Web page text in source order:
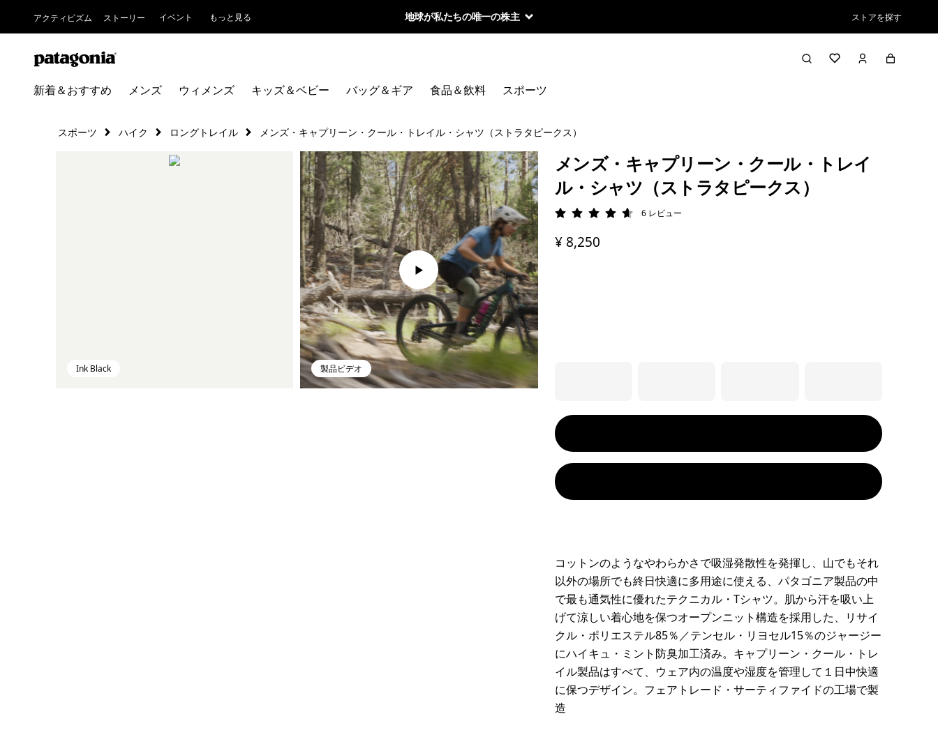
アクティビズム ストーリー イベント もっと見る 地球が私たちの唯一の株主 ストアを探す
新着＆おすすめ メンズ ウィメンズ キッズ＆ベビー バッグ＆ギア 食品＆飲料 スポーツ
スポーツ ハイク ロングトレイル メンズ・キャプリーン・クール・トレイル・シャツ（ストラタピークス）
Ink Black 製品ビデオ
メンズ・キャプリーン・クール・トレイ
ル・シャツ（ストラタピークス）
評価: 4.7 / 5
6 レビュー
¥ 8,250
コットンのようなやわらかさで吸湿発散性を発揮し、山でもそれ
以外の場所でも終日快適に多用途に使える、パタゴニア製品の中
で最も通気性に優れたテクニカル・Tシャツ。肌から汗を吸い上
げて涼しい着心地を保つオープンニット構造を採用した、リサイ
クル・ポリエステル85％／テンセル・リヨセル15％のジャージー
にハイキュ・ミント防臭加工済み。キャプリーン・クール・トレ
イル製品はすべて、ウェア内の温度や湿度を管理して１日中快適
に保つデザイン。フェアトレード・サーティファイドの工場で製
造